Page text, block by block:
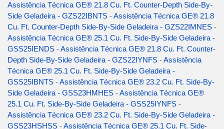
Assistência Técnica GE® 21.8 Cu. Ft. Counter-Depth Side-By-
Side Geladeira - GZS22IBNTS -Assistência Técnica GE® 21.8
Cu. Ft. Counter-Depth Side-By-Side Geladeira - GZS22IMNES -
Assistência Técnica GE® 25.1 Cu. Ft. Side-By-Side Geladeira -
GSS25IENDS -Assistência Técnica GE® 21.8 Cu. Ft. Counter-
Depth Side-By-Side Geladeira - GZS22IYNFS -Assistência
Técnica GE® 25.1 Cu. Ft. Side-By-Side Geladeira -
GSS25IBNTS -Assistência Técnica GE® 23.2 Cu. Ft. Side-By-
Side Geladeira - GSS23HMHES -Assistência Técnica GE®
25.1 Cu. Ft. Side-By-Side Geladeira - GSS25IYNFS -
Assistência Técnica GE® 23.2 Cu. Ft. Side-By-Side Geladeira -
GSS23HSHSS -Assistência Técnica GE® 25.1 Cu. Ft. Side-